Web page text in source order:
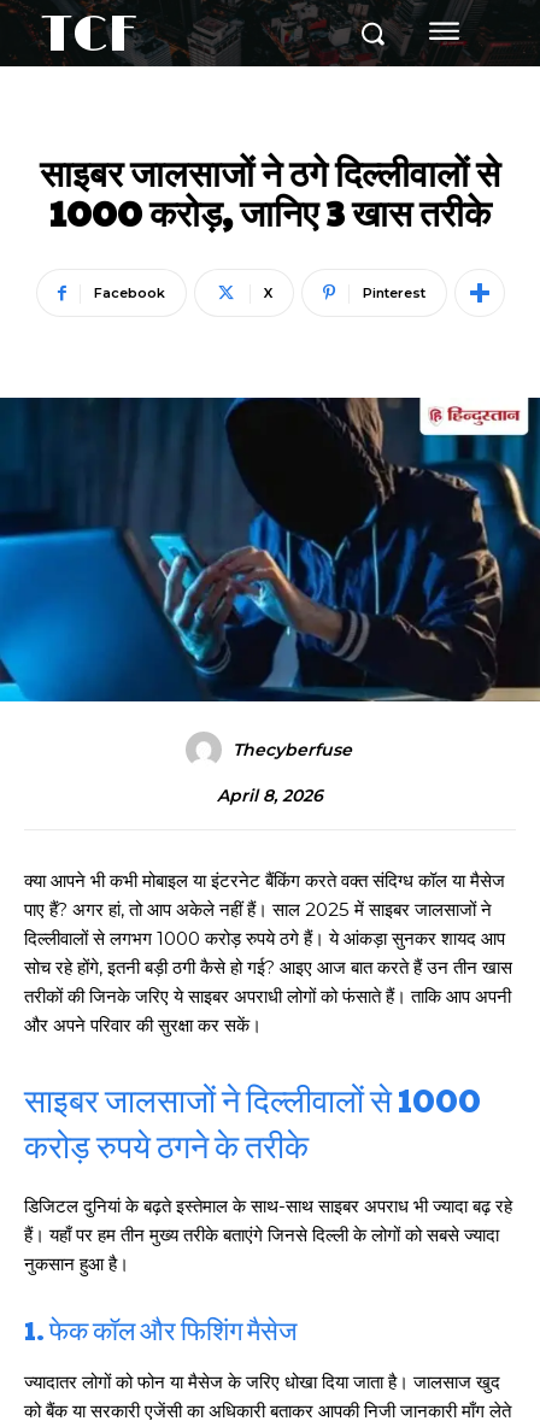
TCF
साइबर जालसाजों ने ठगे दिल्लीवालों से
1000 करोड़, जानिए 3 खास तरीके
Facebook X Pinterest
Thecyberfuse
April 8, 2026
क्या आपने भी कभी मोबाइल या इंटरनेट बैंकिंग करते वक्त संदिग्ध कॉल या मैसेज
पाए हैं? अगर हां, तो आप अकेले नहीं हैं। साल 2025 में साइबर जालसाजों ने
दिल्लीवालों से लगभग 1000 करोड़ रुपये ठगे हैं। ये आंकड़ा सुनकर शायद आप
सोच रहे होंगे, इतनी बड़ी ठगी कैसे हो गई? आइए आज बात करते हैं उन तीन खास
तरीकों की जिनके जरिए ये साइबर अपराधी लोगों को फंसाते हैं। ताकि आप अपनी
और अपने परिवार की सुरक्षा कर सकें।
साइबर जालसाजों ने दिल्लीवालों से 1000
करोड़ रुपये ठगने के तरीके
डिजिटल दुनियां के बढ़ते इस्तेमाल के साथ-साथ साइबर अपराध भी ज्यादा बढ़ रहे
हैं। यहाँ पर हम तीन मुख्य तरीके बताएंगे जिनसे दिल्ली के लोगों को सबसे ज्यादा
नुकसान हुआ है।
1. फेक कॉल और फिशिंग मैसेज
ज्यादातर लोगों को फोन या मैसेज के जरिए धोखा दिया जाता है। जालसाज खुद
को बैंक या सरकारी एजेंसी का अधिकारी बताकर आपकी निजी जानकारी माँग लेते